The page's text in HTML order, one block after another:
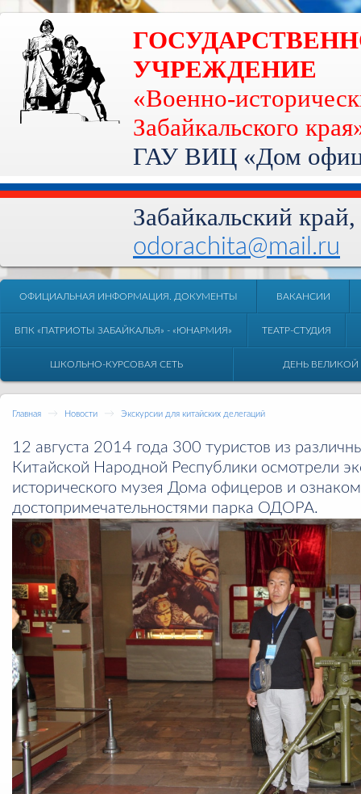
УЧРЕЖДЕНИЕ
«Военно-
Забайкальского
ГАУ ВИЦ «Дом
Забайкальский
odorachita@mail.ru
ОФИЦИАЛЬНАЯ ИНФОРМАЦИЯ. ДОКУМЕНТЫ ВАКАНСИИ
ВПК «ПАТРИОТЫ ЗАБАЙКАЛЬЯ» - «ЮНАРМИЯ» ТЕАТР-СТУДИЯ
ШКОЛЬНО-КУРСОВАЯ СЕТЬ ДЕНЬ
Главная → Новости → Экскурсии для китайских делегаций
12 августа 2014 года 300 туристов из
Китайской Народной Республики осмотрели
исторического музея Дома офицеров и
достопримечательностями парка ОДОРА.